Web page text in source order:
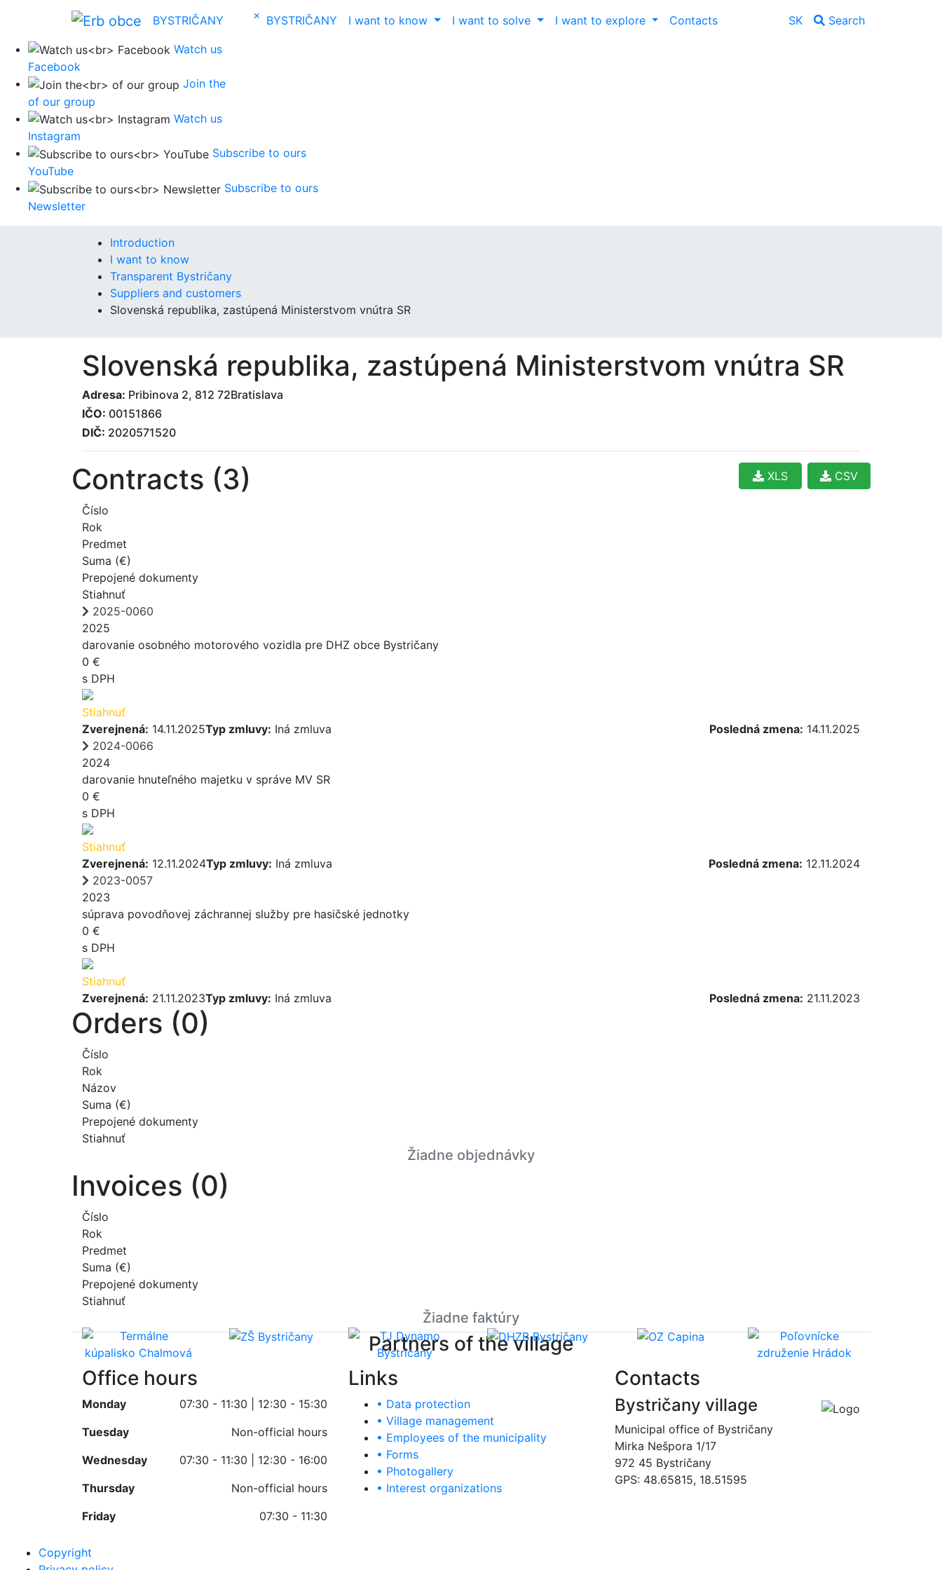
BYSTRIČANY × BYSTRIČANY I want to know I want to solve I want to explore Contacts SK Search
Watch us
Facebook
Join the
of our group
Watch us
Instagram
Subscribe to ours
YouTube
Subscribe to ours
Newsletter
Introduction
I want to know
Transparent Bystričany
Suppliers and customers
Slovenská republika, zastúpená Ministerstvom vnútra SR
Slovenská republika, zastúpená Ministerstvom vnútra SR
Adresa: Pribinova 2, 812 72Bratislava
IČO: 00151866
DIČ: 2020571520
Contracts (3) CSV
XLS
Číslo
Rok
Predmet
Suma (€)
Prepojené dokumenty
Stiahnuť
2025-0060
2025
darovanie osobného motorového vozidla pre DHZ obce Bystričany
0 €
s DPH
Stiahnuť
Zverejnená: 14.11.2025 Posledná zmena: 14.11.2025
Typ zmluvy: Iná zmluva
2024-0066
2024
darovanie hnuteľného majetku v správe MV SR
0 €
s DPH
Stiahnuť
Zverejnená: 12.11.2024 Posledná zmena: 12.11.2024
Typ zmluvy: Iná zmluva
2023-0057
2023
súprava povodňovej záchrannej služby pre hasičské jednotky
0 €
s DPH
Stiahnuť
Zverejnená: 21.11.2023 Posledná zmena: 21.11.2023
Typ zmluvy: Iná zmluva
Orders (0)
Číslo
Rok
Názov
Suma (€)
Prepojené dokumenty
Stiahnuť
Žiadne objednávky
Invoices (0)
Číslo
Rok
Predmet
Suma (€)
Prepojené dokumenty
Stiahnuť
Žiadne faktúry
Partners of the village
Office hours
Monday
07:30 - 11:30 | 12:30 - 15:30
Tuesday
Non-official hours
Wednesday
07:30 - 11:30 | 12:30 - 16:00
Thursday
Non-official hours
Friday
07:30 - 11:30
Links
• Data protection
• Village management
• Employees of the municipality
• Forms
• Photogallery
• Interest organizations
Contacts
Bystričany village
Municipal office of Bystričany
Mirka Nešpora 1/17
972 45 Bystričany
GPS: 48.65815, 18.51595
Copyright